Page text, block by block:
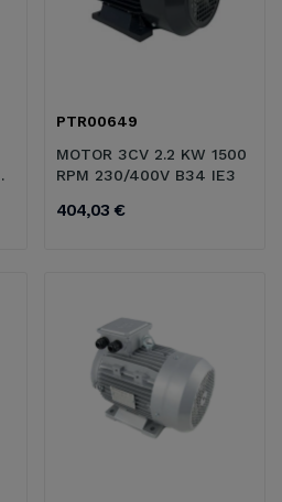
PTR00649
MOTOR 3CV 2.2 KW 1500
RPM 230/400V B34 IE3
404,03 €